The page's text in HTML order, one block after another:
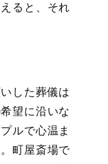
ると、それ
した葬儀は
望に沿いな
ルで心温ま
町屋斎場で